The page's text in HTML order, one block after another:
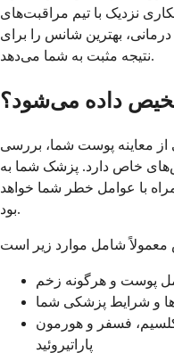
نزدیک با تیم مراقبت‌های
بهترین شانس را برای
نتیجه مثبت به شما می‌دهد.
داده می‌شود؟
از معاینه پوست شما، بررسی
خاص دارد. پزشک شما به
با عوامل خطر شما خواهد
بود.
پوست و هرگونه زخم
و شرایط پزشکی شما
فسفر و هورمون
پاراتیروئید